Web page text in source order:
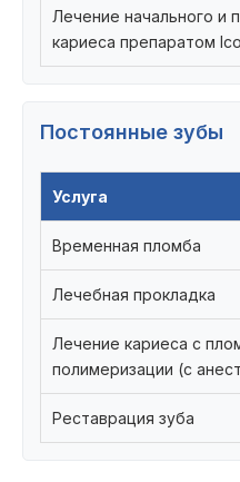
Лечение начального и
кариеса препаратом
Постоянные зубы
Услуга
Временная пломба
Лечебная прокладка
Лечение кариеса с
полимеризации (с
Реставрация зуба